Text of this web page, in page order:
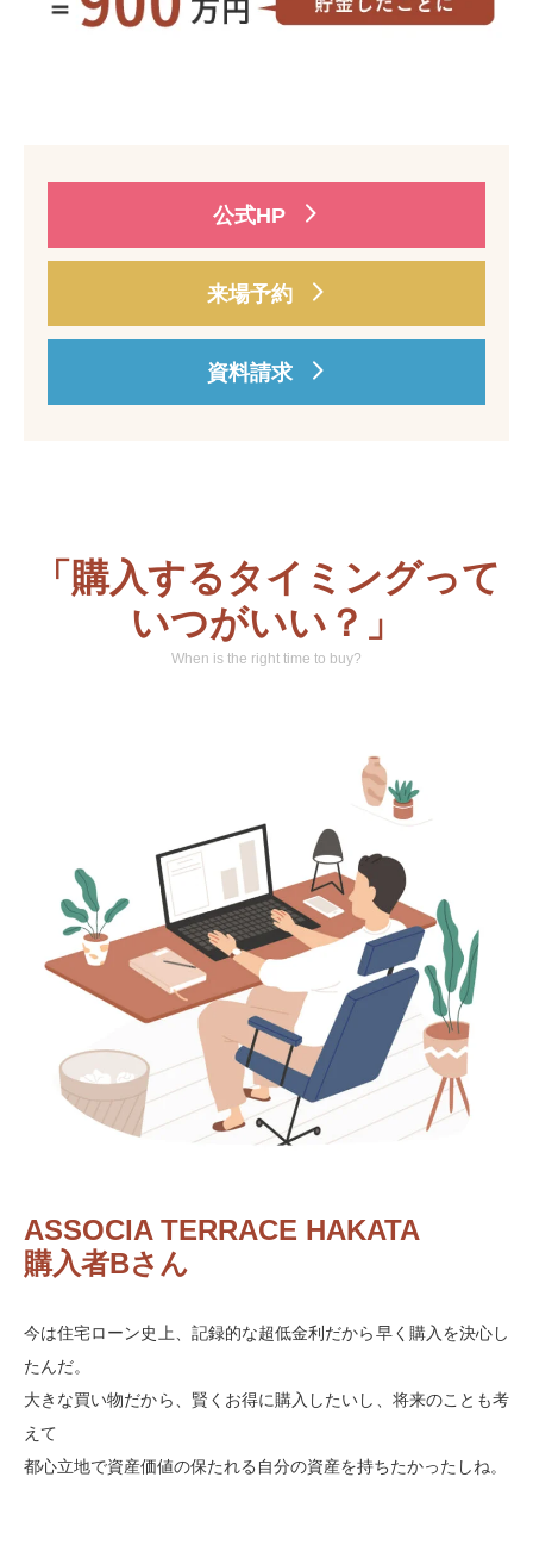
公式HP
来場予約
資料請求
「購入するタイミングって
いつがいい？」
When is the right time to buy?
ASSOCIA TERRACE HAKATA
購入者Bさん
今は住宅ローン史上、記録的な超低金利だから早く購入を決心し
たんだ。
大きな買い物だから、賢くお得に購入したいし、将来のことも考
えて
都心立地で資産価値の保たれる自分の資産を持ちたかったしね。